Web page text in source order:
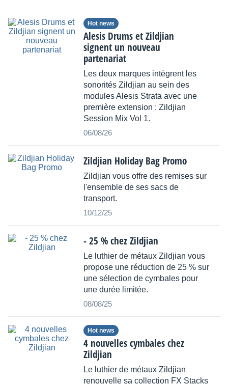
Hot news
Alesis Drums et Zildjian
signent un nouveau
partenariat
Les deux marques intègrent les
sonorités Zildjian au sein des
modules Alesis Strata avec une
première extension : Zildjian
Session Mix Vol 1.
06/08/26
Zildjian Holiday Bag Promo
Zildjian vous offre des remises sur
l'ensemble de ses sacs de
transport.
10/12/25
- 25 % chez Zildjian
Le luthier de métaux Zildjian vous
propose une réduction de 25 % sur
une sélection de cymbales pour
une durée limitée.
08/08/25
Hot news
4 nouvelles cymbales chez
Zildjian
Le luthier de métaux Zildjian
renouvelle sa collection FX Stacks